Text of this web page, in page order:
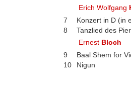
Erich Wolfgang
7
Konzert in D (in
8
Tanzlied des
Ernest Bloch
9
Baal Shem for
10
Nigun